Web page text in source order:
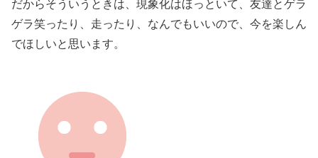
だからそういうときは、現象化はほっといて、友達とゲラ
ゲラ笑ったり、走ったり、なんでもいいので、今を楽しん
でほしいと思います。